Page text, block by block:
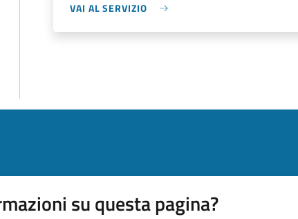
VAI AL SERVIZIO
su questa pagina?